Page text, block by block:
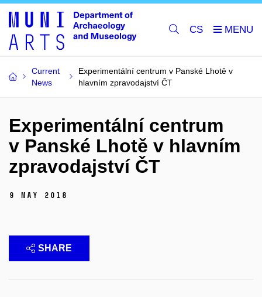
CS
Current
News
Experimentální centrum v Panské Lhotě v
hlavním zpravodajství ČT
Experimentální centrum
v Panské Lhotě v hlavním
zpravodajství ČT
9 May 2018
SHARE